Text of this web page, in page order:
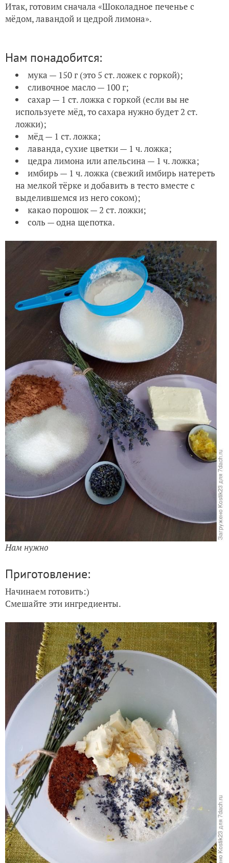
Итак, готовим сначала «Шоколадное печенье с
мёдом, лавандой и цедрой лимона».
Нам понадобится:
мука — 150 г (это 5 ст. ложек с горкой);
сливочное масло — 100 г;
сахар — 1 ст. ложка с горкой (если вы не
используете мёд, то сахара нужно будет 2 ст.
ложки);
мёд — 1 ст. ложка;
лаванда, сухие цветки — 1 ч. ложка;
цедра лимона или апельсина — 1 ч. ложка;
имбирь — 1 ч. ложка (свежий имбирь натереть
на мелкой тёрке и добавить в тесто вместе с
выделившемся из него соком);
какао порошок — 2 ст. ложки;
соль — одна щепотка.
Нам нужно
Приготовление:
Начинаем готовить:)
Смешайте эти ингредиенты.